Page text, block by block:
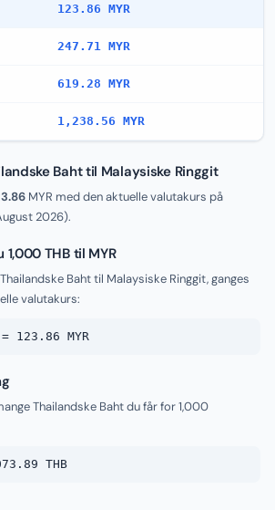
123.86 MYR
247.71 MYR
619.28 MYR
1,238.56 MYR
Baht til Malaysiske Ringgit
MYR med den aktuelle valutakurs på
2026).
THB til MYR
Baht til Malaysiske Ringgit, ganges
valutakurs:
123.86 MYR
Thailandske Baht du får for 1,000
THB